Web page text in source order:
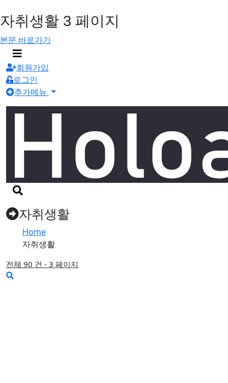
자취생활 3 페이지
본문 바로가기
메
뉴
버
튼
회원가입
로그인
추가메뉴
검
색
버
튼자취생활
Home
자취생활
전체 90 건 - 3 페이지